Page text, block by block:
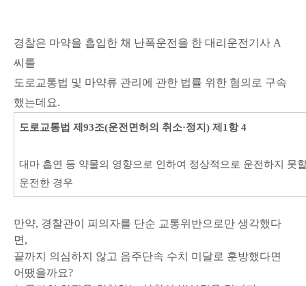
경찰은 마약을 흡입한 채 난폭운전을 한 대리운전기사 A
씨를
도로교통법 및 마약류 관리에 관한 법률 위한 혐의로 구속
했는데요.
도로교통법 제93조(운전면허의 취소·정지) 제1항 4
대마 흡연 등 약물의 영향으로 인하여 정상적으로 운전하지 못
운전한 경우
만약, 경찰관이 피의자를 단순 교통위반으로만 생각했다
면,
끝까지 의심하지 않고 음주단속 수치 미달로 훈방했다면
어땠을까요?